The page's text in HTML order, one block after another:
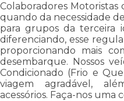
Colaboradores
quando da necessidade
para grupos da terceira
diferenciando, esse
proporcionando mais
desembarque. Nossos
Condicionado (Frio e
viagem agradável,
acessórios. Faça-nos uma